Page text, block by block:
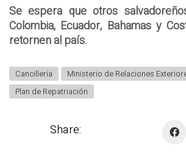
Se espera que otros
Colombia, Ecuador, Bahamas y
retornen al país.
Cancillería
Ministerio de Relaciones
Plan de Repatriación
Share: